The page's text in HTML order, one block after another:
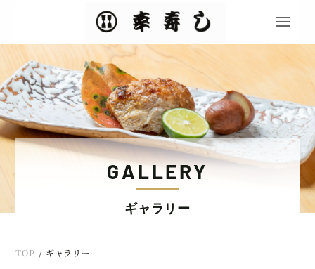
GALLERY
ギャラリー
TOP / ギャラリー